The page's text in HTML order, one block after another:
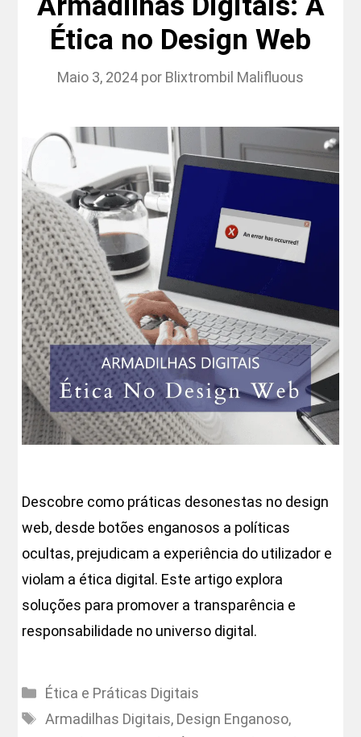
Ética no Design Web
Maio 3, 2024 por Blixtrombil Malifluous
Descobre como práticas desonestas no design
web, desde botões enganosos a políticas
ocultas, prejudicam a experiência do utilizador e
violam a ética digital. Este artigo explora
soluções para promover a transparência e
responsabilidade no universo digital.
Categorias
Ética e Práticas Digitais
Etiquetas
Armadilhas Digitais, Design Enganoso,